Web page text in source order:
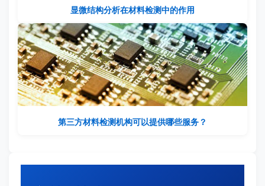
显微结构分析在材料检测中的作用
第三方材料检测机构可以提供哪些服务？